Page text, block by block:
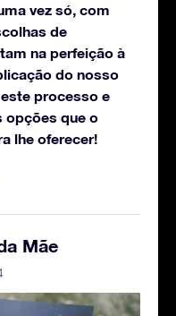
vez só, com
de
na perfeição à
do nosso
processo e
opções que o
lhe oferecer!
Mãe